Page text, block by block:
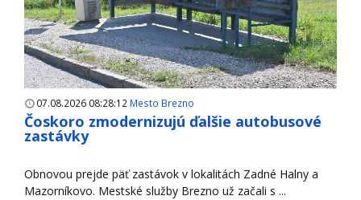
07.08.2026 08:28:12 Mesto Brezno
Čoskoro zmodernizujú ďalšie autobusové
zastávky
Obnovou prejde päť zastávok v lokalitách Zadné Halny a
Mazorníkovo. Mestské služby Brezno už začali s ...